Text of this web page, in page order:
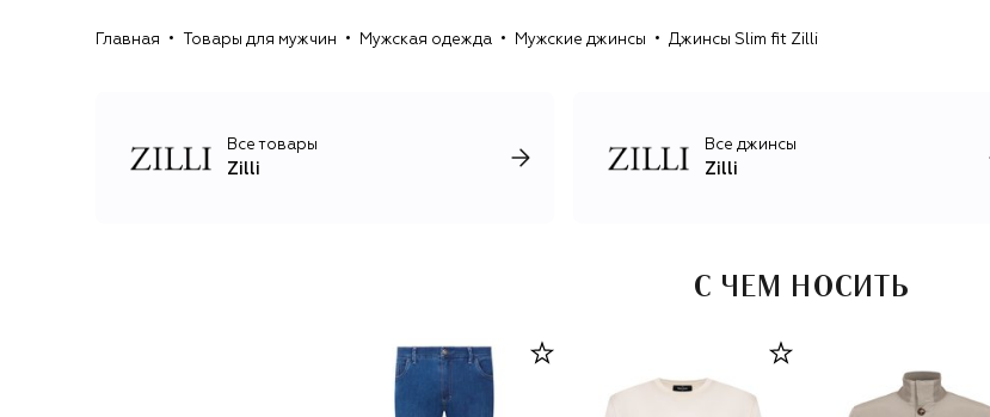
Главная Товары для мужчин Мужская одежда Мужские джинсы Джинсы Slim fit Zilli
Все товары
Zilli
Все джинсы
Zilli
С ЧЕМ НОСИТЬ